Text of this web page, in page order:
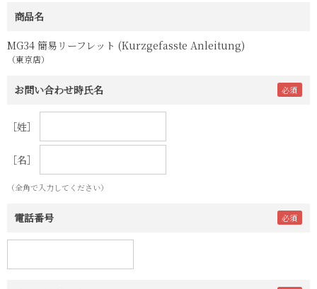
商品名
MG34 簡易リーフレット (Kurzgefasste Anleitung)
（東京店）
お問い合わせ時氏名
［姓］
［名］
（全角で入力してください）
電話番号